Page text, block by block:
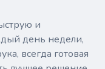
и
день недели,
всегда готовая